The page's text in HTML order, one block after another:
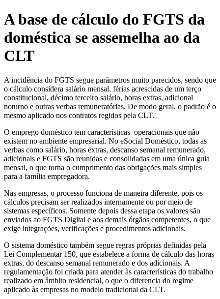
A base de cálculo do FGTS da
doméstica se assemelha ao da
CLT
A incidência do FGTS segue parâmetros muito parecidos, sendo que
o cálculo considera salário mensal, férias acrescidas de um terço
constitucional, décimo terceiro salário, horas extras, adicional
noturno e outras verbas remuneratórias. De modo geral, o padrão é o
mesmo aplicado nos contratos regidos pela CLT.
O emprego doméstico tem características operacionais que não
existem no ambiente empresarial. No eSocial Doméstico, todas as
verbas como salário, horas extras, descanso semanal remunerado,
adicionais e FGTS são reunidas e consolidadas em uma única guia
mensal, o que torna o cumprimento das obrigações mais simples
para a família empregadora.
Nas empresas, o processo funciona de maneira diferente, pois os
cálculos precisam ser realizados internamente ou por meio de
sistemas específicos. Somente depois dessa etapa os valores são
enviados ao FGTS Digital e aos demais órgãos competentes, o que
exige integrações, verificações e procedimentos adicionais.
O sistema doméstico também segue regras próprias definidas pela
Lei Complementar 150, que estabelece a forma de cálculo das horas
extras, do descanso semanal remunerado e dos adicionais. A
regulamentação foi criada para atender às características do trabalho
realizado em âmbito residencial, o que o diferencia do regime
aplicado às empresas no modelo tradicional da CLT.